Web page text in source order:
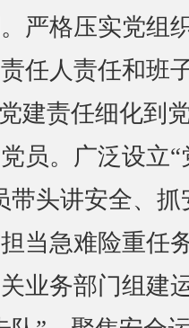
严格压实党组
任人责任和班
建责任细化到
员。广泛设立“
带头讲安全、抓
当急难险重任
业务部门组建